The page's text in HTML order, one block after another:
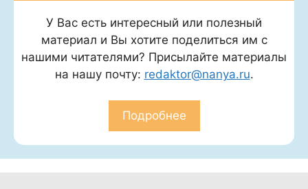
У Вас есть интересный или полезный
материал и Вы хотите поделиться им с
нашими читателями? Присылайте материалы
на нашу почту: redaktor@nanya.ru.
Подробнее